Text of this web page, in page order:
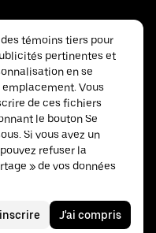
témoins tiers pour
pertinentes et
en se
Vous
de ces fichiers
le bouton Se
Si vous avez un
refuser la
» de vos données
J'ai compris